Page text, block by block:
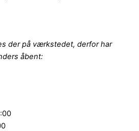
der på værkstedet, derfor har
åbent: